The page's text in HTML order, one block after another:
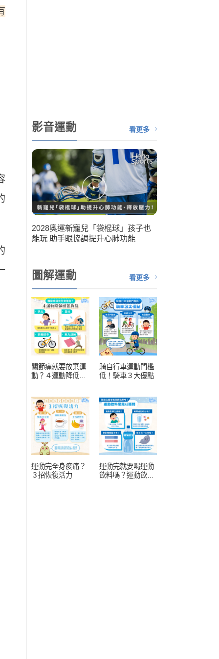
影音運動 看更多
2028奧運新寵兒「袋棍球」孩子也
能玩 助手眼協調提升心肺功能
關
圖解運動 看更多
關節痛就要放棄運
動？４運動降低膝
騎自行車運動門檻
低！騎車３大優點
運動完全身痠痛？
３招恢復活力
運動完就要喝運動
飲料嗎？運動飲料